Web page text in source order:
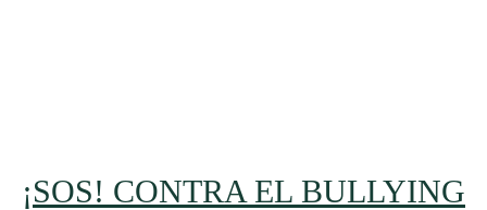
¡SOS! CONTRA EL BULLYING